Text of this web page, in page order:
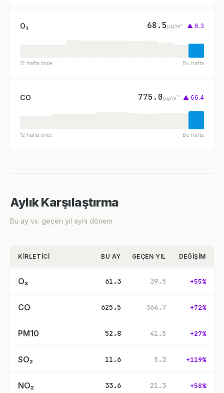
O₃ 68.5 µg/m³ ▲ 6.3
12 hafta önce Bu hafta
CO 775.0 µg/m³ ▲ 66.4
12 hafta önce Bu hafta
Aylık Karşılaştırma
Bu ay vs. geçen yıl aynı dönem
KIRLETICI BU AY GEÇEN YIL DEĞIŞIM
O₃ 61.3 39.5 +55%
CO 625.5 364.7 +72%
PM10 52.8 41.5 +27%
SO₂ 11.6 5.3 +119%
NO₂ 33.6 21.3 +58%